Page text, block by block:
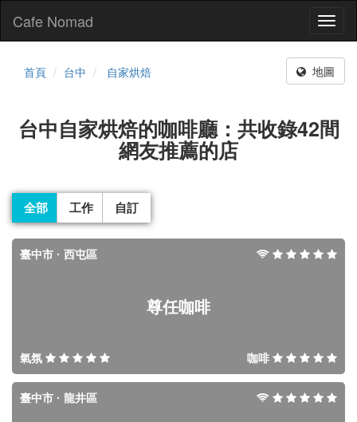
Cafe Nomad
地圖
首頁 台中 自家烘焙
台中自家烘焙的咖啡廳：共收錄42間
網友推薦的店
全部 工作 自訂
尊任咖啡
臺中市 · 西屯區
氣氛 咖啡
臺中市 · 龍井區